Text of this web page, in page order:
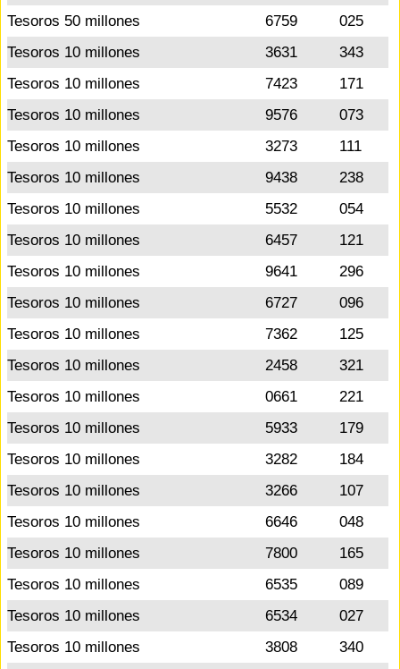
Tesoros 50 millones
6759
025
Tesoros 10 millones
3631
343
Tesoros 10 millones
7423
171
Tesoros 10 millones
9576
073
Tesoros 10 millones
3273
111
Tesoros 10 millones
9438
238
Tesoros 10 millones
5532
054
Tesoros 10 millones
6457
121
Tesoros 10 millones
9641
296
Tesoros 10 millones
6727
096
Tesoros 10 millones
7362
125
Tesoros 10 millones
2458
321
Tesoros 10 millones
0661
221
Tesoros 10 millones
5933
179
Tesoros 10 millones
3282
184
Tesoros 10 millones
3266
107
Tesoros 10 millones
6646
048
Tesoros 10 millones
7800
165
Tesoros 10 millones
6535
089
Tesoros 10 millones
6534
027
Tesoros 10 millones
3808
340